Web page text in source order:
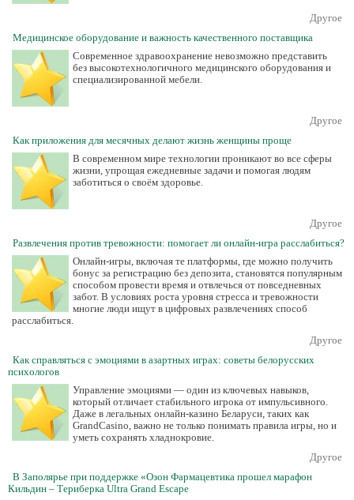
Другое
Медицинское оборудование и важность качественного поставщика
Современное здравоохранение невозможно представить
без высокотехнологичного медицинского оборудования и
специализированной мебели.
Другое
Как приложения для месячных делают жизнь женщины проще
В современном мире технологии проникают во все сферы
жизни, упрощая ежедневные задачи и помогая людям
заботиться о своём здоровье.
Другое
Развлечения против тревожности: помогает ли онлайн-игра расслабиться?
Онлайн-игры, включая те платформы, где можно получить
бонус за регистрацию без депозита, становятся популярным
способом провести время и отвлечься от повседневных
забот. В условиях роста уровня стресса и тревожности
многие люди ищут в цифровых развлечениях способ
расслабиться.
Другое
Как справляться с эмоциями в азартных играх: советы белорусских
психологов
Управление эмоциями — один из ключевых навыков,
который отличает стабильного игрока от импульсивного.
Даже в легальных онлайн-казино Беларуси, таких как
GrandCasino, важно не только понимать правила игры, но и
уметь сохранять хладнокровие.
Другое
В Заполярье при поддержке «Озон Фармацевтика прошел марафон
Кильдин – Териберка Ultra Grand Escape